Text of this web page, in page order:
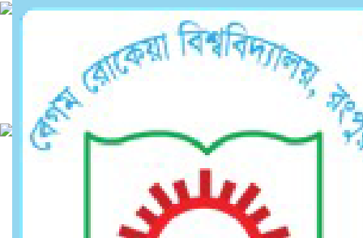
Welcome to
Department of Accounting
and Information Systems
Welcome to Department of
Department of Accounting
and Information Systems